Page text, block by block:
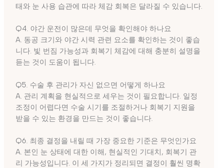
태와 눈 사용 습관에 따라 체감 회복은 달라질 수 있습니다.
Q4. 야간 운전이 많은데 무엇을 확인해야 하나요
A. 동공 크기와 야간 시력 관련 요소를 확인하는 것이 좋습
니다. 빛 번짐 가능성과 회복기 체감에 대해 충분히 설명을
듣는 것이 도움이 됩니다.
Q5. 수술 후 관리가 자신 없으면 어떻게 하나요
A. 관리 계획을 현실적으로 세우는 것이 필요합니다. 일정
조정이 어렵다면 수술 시기를 조절하거나 회복기 지원을
받을 수 있는 환경을 만드는 것이 좋습니다.
Q6. 최종 결정을 내릴 때 가장 중요한 기준은 무엇인가요
A. 본인 눈 상태에 대한 이해, 현실적인 기대치, 회복기 관
리 가능성입니다. 이 세 가지가 정리되면 결정이 훨씬 명확